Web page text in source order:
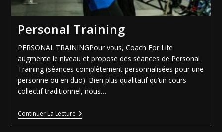
Personal Training
PERSONAL TRAININGPour vous, Coach For Life
augmente le niveau et propose des séances de Personal
Training (séances complètement personnalisées pour une
personne ou en duo). Bien plus qualitatif qu’un cours
collectif traditionnel, nous…
Continuer La Lecture